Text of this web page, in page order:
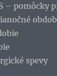
– pomôcky
spevy